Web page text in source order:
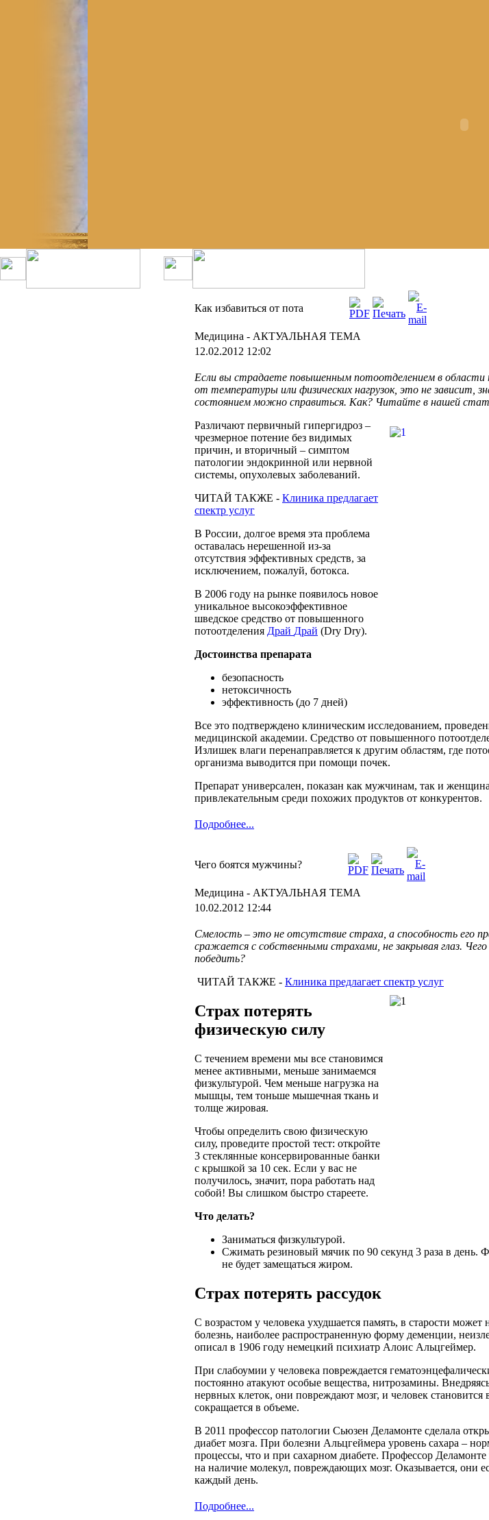
Как избавиться от пота
Медицина - АКТУАЛЬНАЯ ТЕМА
12.02.2012 12:02
Если вы страдаете повышенным потоотделением в области
от температуры или физических нагрузок, это не зависит ,
состоянием можно справиться. Как? Читайте в нашей
Различают первичный гипергидроз –
чрезмерное потение без видимых
причин, и вторичный – симптом
патологии эндокринной или нервной
системы, опухолевых заболеваний.
ЧИТАЙ ТАКЖЕ - Клиника предлагает
спектр услуг
В России, долгое время эта проблема
оставалась нерешенной из-за
отсутствия эффективных средств, за
исключением, пожалуй, ботокса.
В 2006 году на рынке появилось новое
уникальное высокоэффективное
шведское средство от повышенного
потоотделения Драй Драй (Dry Dry).
Достоинства препарата
безопасность
нетоксичность
эффективность (до 7 дней)
Все это подтверждено клиническим исследованием,
медицинской академии. Средство от повышенного
Излишек влаги перенаправляется к другим областям, где
организма выводится при помощи почек.
Препарат универсален, показан как мужчинам, так и
привлекательным среди похожих продуктов от конкурентов.
Подробнее...
Чего боятся мужчины?
Медицина - АКТУАЛЬНАЯ ТЕМА
10.02.2012 12:44
Смелость – это не отсутствие страха , а способность его
сражается с собственными страхами не закрывая глаз. Чего
победить?
ЧИТАЙ ТАКЖЕ - Клиника предлагает спектр услуг
Страх потерять
физическую силу
С течением времени мы все становимся
менее активными, меньше занимаемся
физкультурой. Чем меньше нагрузка на
мышцы, тем тоньше мышечная ткань и
толще жировая.
Чтобы определить свою физическую
силу, проведите простой тест: откройте
3 стеклянные консервированные банки
с крышкой за 10 сек. Если у вас не
получилось, значит, пора работать над
собой! Вы слишком быстро стареете.
Что делать?
Заниматься физкультурой.
Сжимать резиновый мячик по 90 секунд 3 раза в день.
не будет замещаться жиром.
Страх потерять рассудок
С возрастом у человека ухудшается память, в старости может
болезнь, наиболее распространенную форму деменции,
описал в 1906 году немецкий психиатр Алоис Альцгеймер.
При слабоумии у человека повреждается
постоянно атакуют особые вещества, нитрозамины.
нервных клеток, они повреждают мозг, и человек становится
сокращается в объеме.
В 2011 профессор патологии Сьюзен Деламонте сделала
диабет мозга. При болезни Альцгеймера уровень сахара –
процессы, что и при сахарном диабете. Профессор Деламонте
на наличие молекул, повреждающих мозг. Оказывается, они
каждый день.
Подробнее...